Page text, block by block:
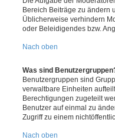
Bereich Beiträge zu ändern
Üblicherweise verhindern
oder Beleidigendes bzw.
Nach oben
Was sind
Benutzergruppen sind
verwaltbare Einheiten
Berechtigungen zugeteilt
Benutzer auf einmal zu
Zugriff zu einem
Nach oben